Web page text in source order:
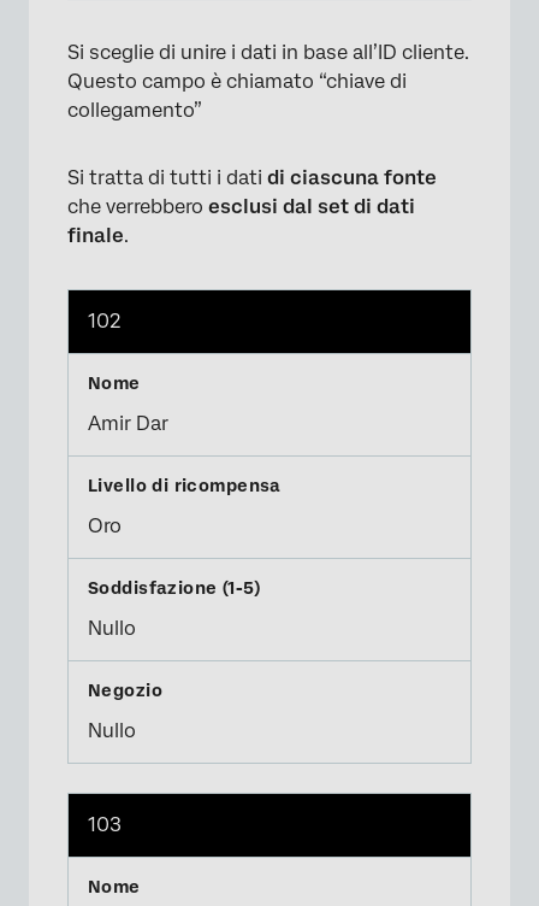
Si sceglie di unire i dati in base all’ID cliente.
Questo campo è chiamato “chiave di
collegamento”
Si tratta di tutti i dati di ciascuna fonte
che verrebbero esclusi dal set di dati
finale.
102
Amir Dar
Oro
Nullo
Nullo
103